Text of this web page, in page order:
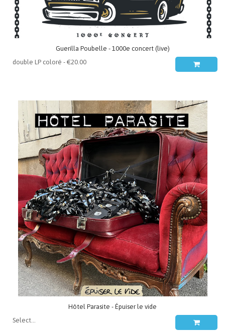
Guerilla Poubelle - 1000e concert (live)
Hôtel Parasite - Épuiser le vide